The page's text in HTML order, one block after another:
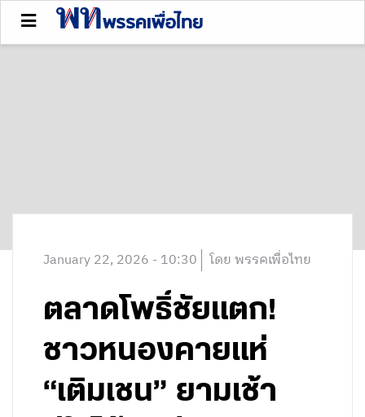
January 22, 2026 - 10:30 โดย พรรคเพื่อไทย
ตลาดโพธิ์ชัยแตก!
ชาวหนองคายแห่
“เติมเชน” ยามเช้า